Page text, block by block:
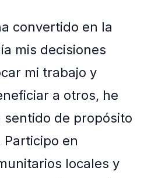
convertido en la
mis decisiones
mi trabajo y
a otros, he
de propósito
en
locales y